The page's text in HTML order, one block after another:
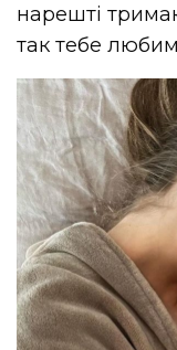
нарешті
так тебе